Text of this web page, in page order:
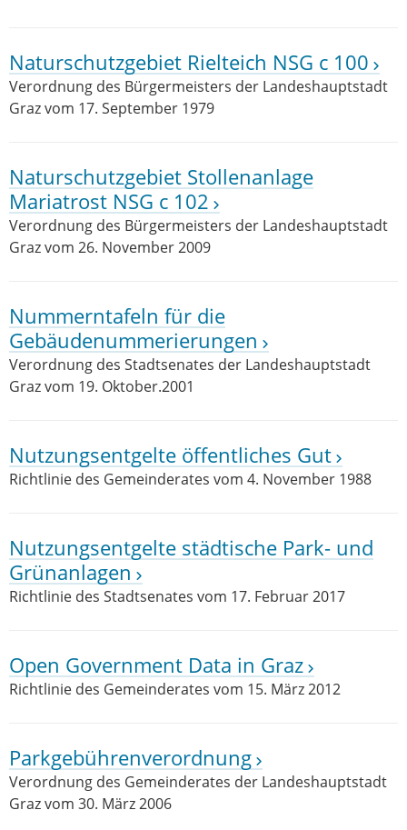
Naturschutzgebiet Rielteich NSG c 100
Verordnung des Bürgermeisters der Landeshauptstadt
Graz vom 17. September 1979
Naturschutzgebiet Stollenanlage
Mariatrost NSG c 102
Verordnung des Bürgermeisters der Landeshauptstadt
Graz vom 26. November 2009
Nummerntafeln für die
Gebäudenummerierungen
Verordnung des Stadtsenates der Landeshauptstadt
Graz vom 19. Oktober.2001
Nutzungsentgelte öffentliches Gut
Richtlinie des Gemeinderates vom 4. November 1988
Nutzungsentgelte städtische Park- und
Grünanlagen
Richtlinie des Stadtsenates vom 17. Februar 2017
Open Government Data in Graz
Richtlinie des Gemeinderates vom 15. März 2012
Parkgebührenverordnung
Verordnung des Gemeinderates der Landeshauptstadt
Graz vom 30. März 2006